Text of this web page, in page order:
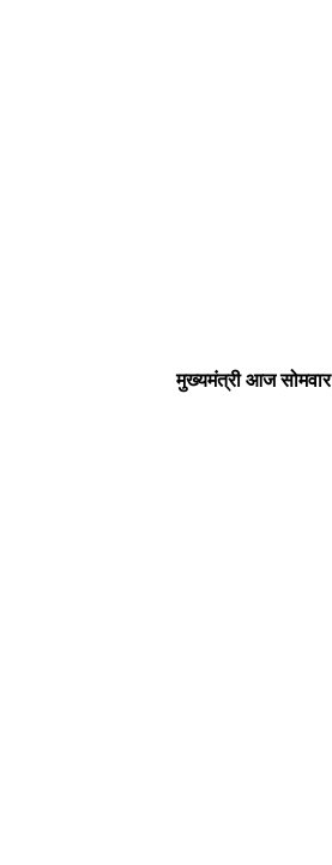
मुख्यमंत्री आज सोमवार